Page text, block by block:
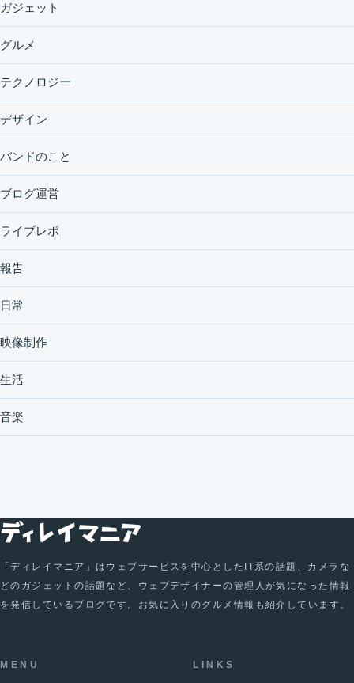
ガジェット
グルメ
テクノロジー
デザイン
バンドのこと
ブログ運営
ライブレポ
報告
日常
映像制作
生活
音楽
「ディレイマニア」はウェブサービスを中心としたIT系の話題、カメラな
どのガジェットの話題など、ウェブデザイナーの管理人が気になった情報
を発信しているブログです。お気に入りのグルメ情報も紹介しています。
MENU LINKS